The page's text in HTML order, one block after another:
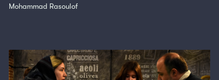
Mohammad Rasoulof